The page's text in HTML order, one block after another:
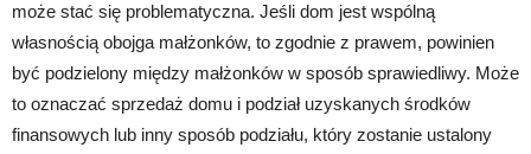
może stać się problematyczna. Jeśli dom jest wspólną
własnością obojga małżonków, to zgodnie z prawem, powinien
być podzielony między małżonków w sposób sprawiedliwy. Może
to oznaczać sprzedaż domu i podział uzyskanych środków
finansowych lub inny sposób podziału, który zostanie ustalony